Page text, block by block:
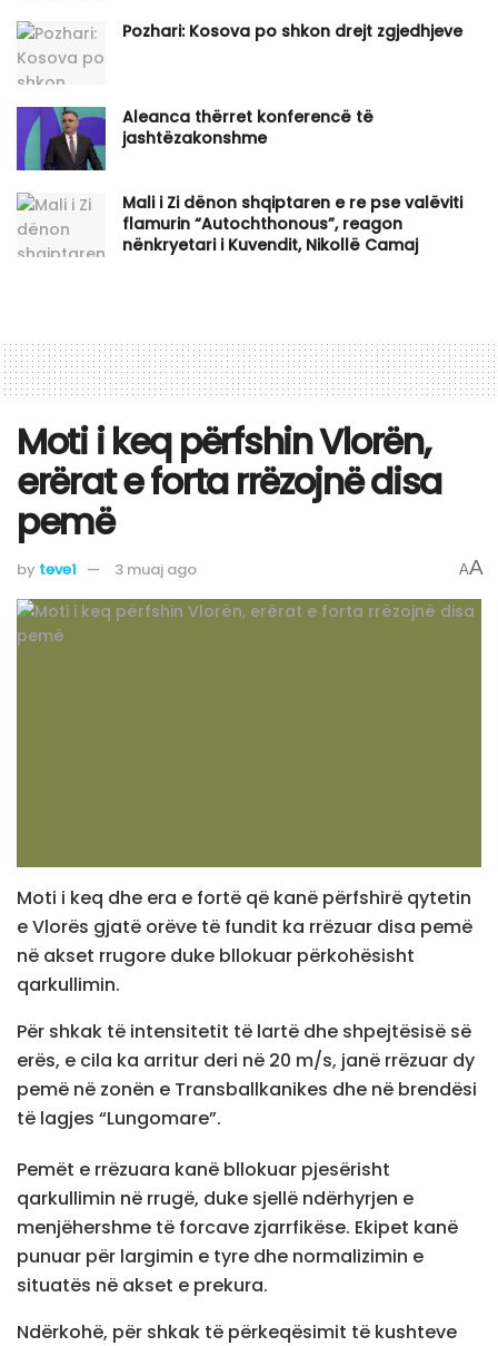
Pozhari: Kosova po shkon drejt zgjedhjeve
Aleanca thërret konferencë të
jashtëzakonshme
​Mali i Zi dënon shqiptaren e re pse valëviti
flamurin “Autochthonous”, reagon
nënkryetari i Kuvendit, Nikollë Camaj
Moti i keq përfshin Vlorën,
erërat e forta rrëzojnë disa
pemë
by teve1 3 muaj ago AA
Moti i keq dhe era e fortë që kanë përfshirë qytetin
e Vlorës gjatë orëve të fundit ka rrëzuar disa pemë
në akset rrugore duke bllokuar përkohësisht
qarkullimin.
Për shkak të intensitetit të lartë dhe shpejtësisë së
erës, e cila ka arritur deri në 20 m/s, janë rrëzuar dy
pemë në zonën e Transballkanikes dhe në brendësi
të lagjes “Lungomare”.
Pemët e rrëzuara kanë bllokuar pjesërisht
qarkullimin në rrugë, duke sjellë ndërhyrjen e
menjëhershme të forcave zjarrfikëse. Ekipet kanë
punuar për largimin e tyre dhe normalizimin e
situatës në akset e prekura.
Ndërkohë, për shkak të përkeqësimit të kushteve